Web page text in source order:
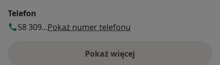
Telefon
58 309...Pokaż numer telefonu
Pokaż więcej
o adresie